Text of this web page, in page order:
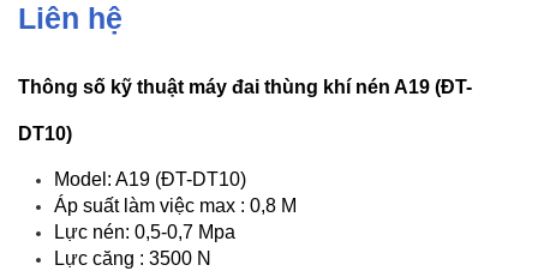
Liên hệ
Thông số kỹ thuật máy đai thùng khí nén A19 (ĐT-
DT10)
Model: A19 (ĐT-DT10)
Áp suất làm việc max : 0,8 M
Lực nén: 0,5-0,7 Mpa
Lực căng : 3500 N